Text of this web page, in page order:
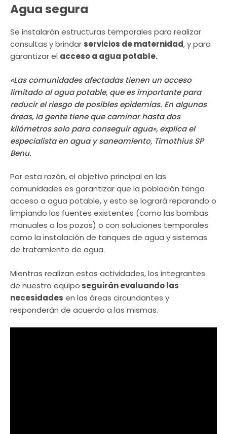
Agua segura
Se instalarán estructuras temporales para realizar
consultas y brindar servicios de maternidad, y para
garantizar el acceso a agua potable.
«Las comunidades afectadas tienen un acceso
limitado al agua potable, que es importante para
reducir el riesgo de posibles epidemias. En algunas
áreas, la gente tiene que caminar hasta dos
kilómetros solo para conseguir agua», explica el
especialista en agua y saneamiento, Timothius SP
Benu.
Por esta razón, el objetivo principal en las
comunidades es garantizar que la población tenga
acceso a agua potable, y esto se logrará reparando o
limpiando las fuentes existentes (como las bombas
manuales o los pozos) o con soluciones temporales
como la instalación de tanques de agua y sistemas
de tratamiento de agua.
Mientras realizan estas actividades, los integrantes
de nuestro equipo seguirán evaluando las
necesidades en las áreas circundantes y
responderán de acuerdo a las mismas.